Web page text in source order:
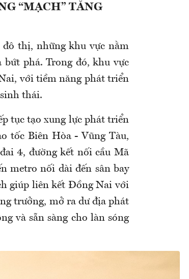
“MẠCH” TĂNG
thị, những khu vực nằm
phá. Trong đó, khu vực
với tiềm năng phát triển
thái.
tục tạo xung lực phát triển
tốc Biên Hòa - Vũng Tàu,
4, đường kết nối cầu Mã
metro nối dài đến sân bay
giúp liên kết Đồng Nai với
trưởng, mở ra dư địa phát
và sẵn sàng cho làn sóng